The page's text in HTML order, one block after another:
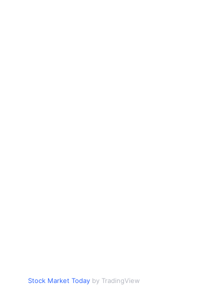
Stock Market Today by TradingView